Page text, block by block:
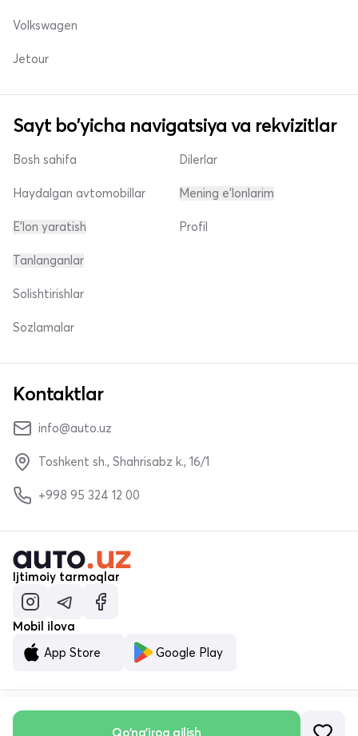
Qo'ng'iroq qilish
Volkswagen
Jetour
Sayt bo'yicha navigatsiya va rekvizitlar
Bosh sahifa
Haydalgan avtomobillar
E'lon yaratish
Dilerlar
Mening e'lonlarim
Profil
Tanlanganlar
Solishtirishlar
Sozlamalar
Kontaktlar
info@auto.uz
Toshkent sh., Shahrisabz k., 16/1
+998 95 324 12 00
Ijtimoiy tarmoqlar
Mobil ilova
App Store
Google Play
© «MALUMOTNOMA» MChJ 2023–2026